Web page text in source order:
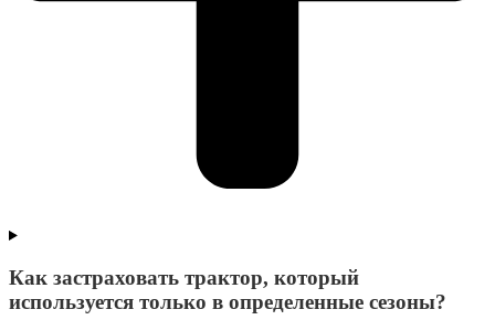
Как застраховать трактор, который
используется только в определенные сезоны?